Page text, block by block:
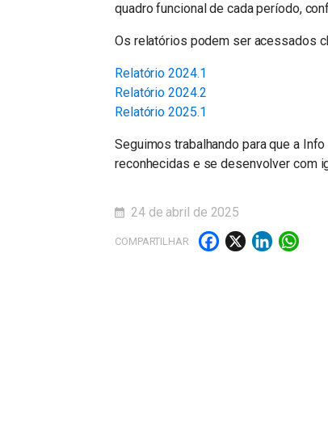
quadro funcional de cada período,
Os relatórios podem ser acessados
Relatório 2024.1
Relatório 2024.2
Relatório 2025.1
Seguimos trabalhando para que a
reconhecidas e se desenvolver com
24 de abril de 2025
COMPARTILHAR Facebook
X